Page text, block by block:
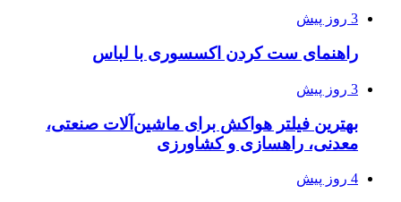
3 روز پیش
راهنمای ست کردن اکسسوری با لباس
3 روز پیش
بهترین فیلتر هواکش برای ماشین‌آلات صنعتی،
معدنی، راهسازی و کشاورزی
4 روز پیش